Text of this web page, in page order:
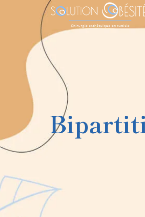
Navigation
de